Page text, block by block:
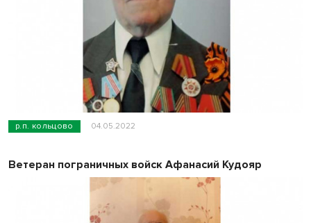
р.п. кольцово 04.05.2022
Ветеран пограничных войск Афанасий Кудояр